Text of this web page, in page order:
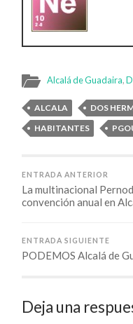
Alcalá de Guadaira,
ALCALA DOS
HABITANTES
ENTRADA ANTERIOR
La multinacional
convención anual en
ENTRADA SIGUIENTE
PODEMOS Alcalá de
Deja una